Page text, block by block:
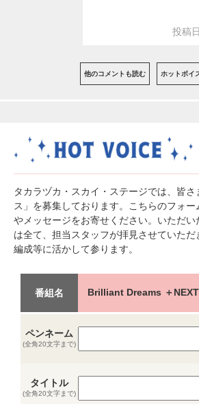
投稿
他のコメントも読む ホットボイ
タカラヅカ・スカイ・ステージでは、皆
ス」を募集しております。こちらのフォ
やメッセージをお寄せください。いただ
は全て、担当スタッフが拝見させていた
編成等に活かして参ります。
番組名 Brilliant Dreams ＋NEXT
ペンネーム
(全角20文字まで)
タイトル
(全角20文字まで)